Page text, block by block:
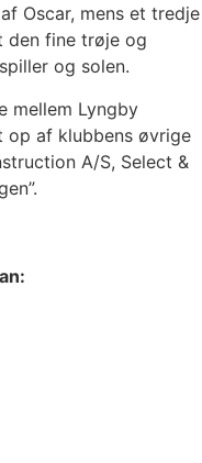
Oscar, mens et tredje
den fine trøje og
og solen.
mellem Lyngby
op af klubbens øvrige
A/S, Select &